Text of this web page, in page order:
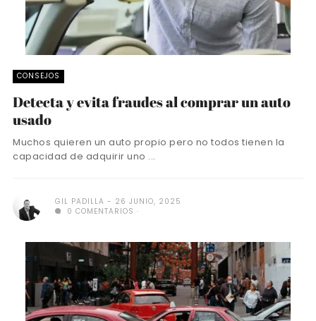
CONSEJOS
Detecta y evita fraudes al comprar un auto
usado
Muchos quieren un auto propio pero no todos tienen la
capacidad de adquirir uno ...
GIL PADILLA
26 JUNIO, 2025
0 COMENTARIOS